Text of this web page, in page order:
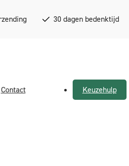
30 dagen bedenktijd
Contact Keuzehulp